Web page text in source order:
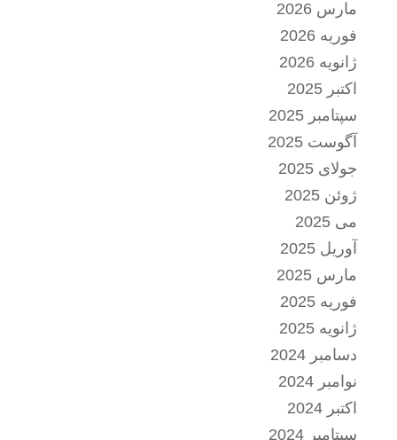
مارس 2026
فوریه 2026
ژانویه 2026
اکتبر 2025
سپتامبر 2025
آگوست 2025
جولای 2025
ژوئن 2025
می 2025
آوریل 2025
مارس 2025
فوریه 2025
ژانویه 2025
دسامبر 2024
نوامبر 2024
اکتبر 2024
سپتامبر 2024